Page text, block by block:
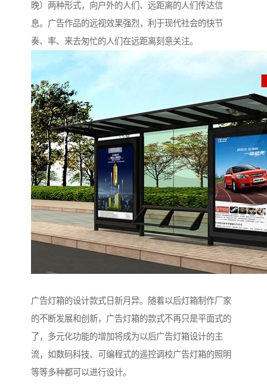
晚）两种形式，向户外的人们、远距离的人们传达信
息。广告作品的远视效果强烈，利于现代社会的快节
奏、率、来去匆忙的人们在远距离刻意关注。
广告灯箱的设计款式日新月异。随着以后灯箱制作厂家
的不断发展和创新，广告灯箱的款式不再只是平面式的
了，多元化功能的增加将成为以后广告灯箱设计的主
流，如数码科技、可编程式的遥控调校广告灯箱的照明
等等多种都可以进行设计。